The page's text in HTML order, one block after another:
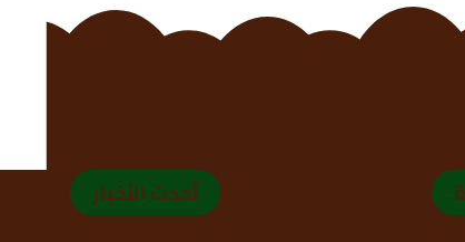
أحدث الأخبار